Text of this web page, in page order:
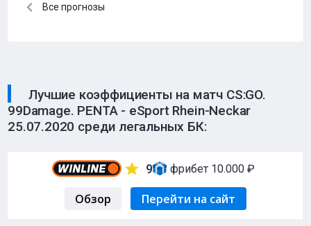
Все прогнозы
Лучшие коэффициенты на матч CS:GO.
99Damage. PENTA - eSport Rhein-Neckar
25.07.2020 среди легальных БК:
9 фрибет 10.000 ₽
Обзор Перейти на сайт